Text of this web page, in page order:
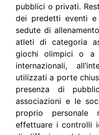
pubblici o privati.
dei predetti eventi e
sedute di
atleti di categoria
giochi olimpici o a
internazionali,
utilizzati a porte
presenza di
associazioni e le
proprio personale
effettuare i controlli